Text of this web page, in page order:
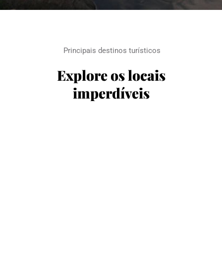
Principais destinos turísticos
Explore os locais
imperdíveis